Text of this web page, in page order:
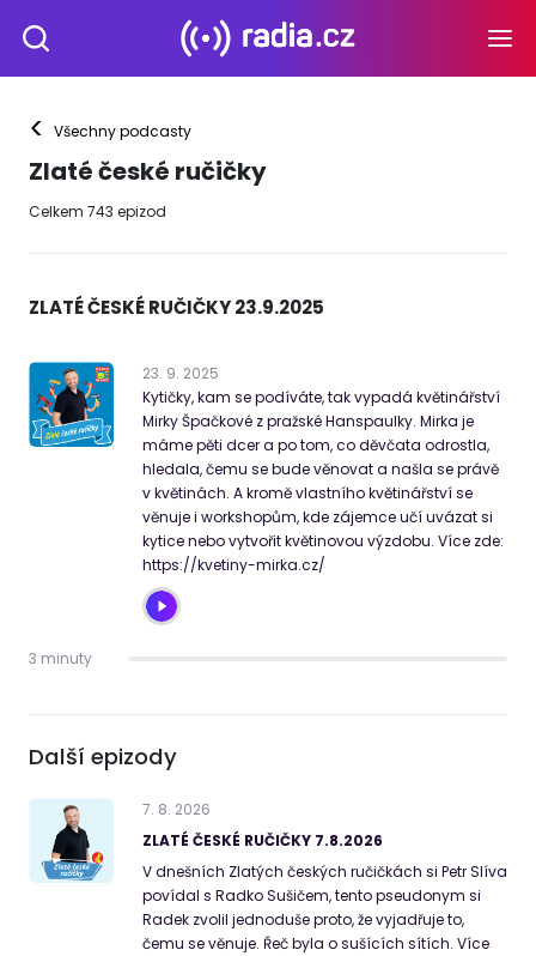
< Všechny podcasty
Zlaté české ručičky
Celkem 743 epizod
ZLATÉ ČESKÉ RUČIČKY 23.9.2025
23. 9. 2025
Kytičky, kam se podíváte, tak vypadá květinářství
Mirky Špačkové z pražské Hanspaulky. Mirka je
máme pěti dcer a po tom, co děvčata odrostla,
hledala, čemu se bude věnovat a našla se právě
v květinách. A kromě vlastního květinářství se
věnuje i workshopům, kde zájemce učí uvázat si
kytice nebo vytvořit květinovou výzdobu. Více zde:
https://kvetiny-mirka.cz/
3 minuty
Další epizody
7. 8. 2026
ZLATÉ ČESKÉ RUČIČKY 7.8.2026
V dnešních Zlatých českých ručičkách si Petr Slíva
povídal s Radko Sušičem, tento pseudonym si
Radek zvolil jednoduše proto, že vyjadřuje to,
čemu se věnuje. Řeč byla o sušících sítích. Více